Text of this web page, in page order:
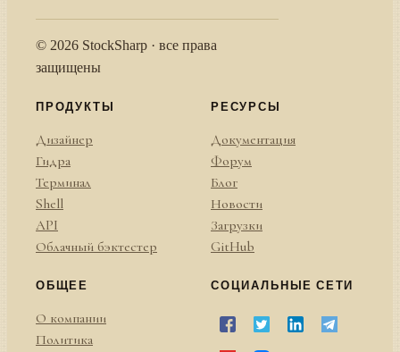
© 2026 StockSharp · все права
защищены
ПРОДУКТЫ
Дизайнер
Гидра
Терминал
Shell
API
Облачный бэктестер
РЕСУРСЫ
Документация
Форум
Блог
Новости
Загрузки
GitHub
ОБЩЕЕ
О компании
Политика
СОЦИАЛЬНЫЕ СЕТИ